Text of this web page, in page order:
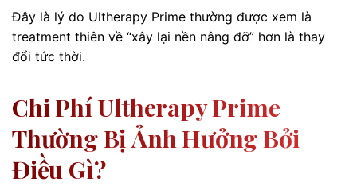
Đây là lý do Ultherapy Prime thường được xem là
treatment thiên về “xây lại nền nâng đỡ” hơn là thay
đổi tức thời.
Chi Phí Ultherapy Prime
Thường Bị Ảnh Hưởng Bởi
Điều Gì?